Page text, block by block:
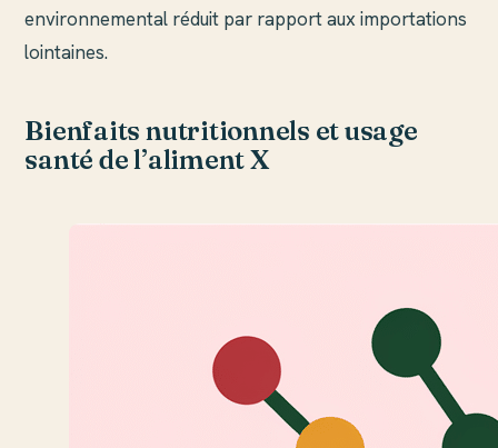
environnemental réduit par rapport aux importations
lointaines.
Bienfaits nutritionnels et usage
santé de l’aliment X